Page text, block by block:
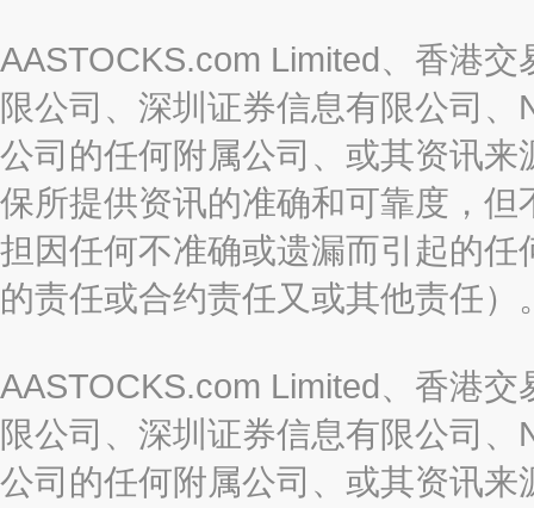
AASTOCKS.com Limited、香港
限公司、深圳证券信息有限公司
公司的任何附属公司、或其资讯
保所提供资讯的准确和可靠度，
担因任何不准确或遗漏而引起的
的责任或合约责任又或其他责任）
AASTOCKS.com Limited、香港
限公司、深圳证券信息有限公司
公司的任何附属公司、或其资讯